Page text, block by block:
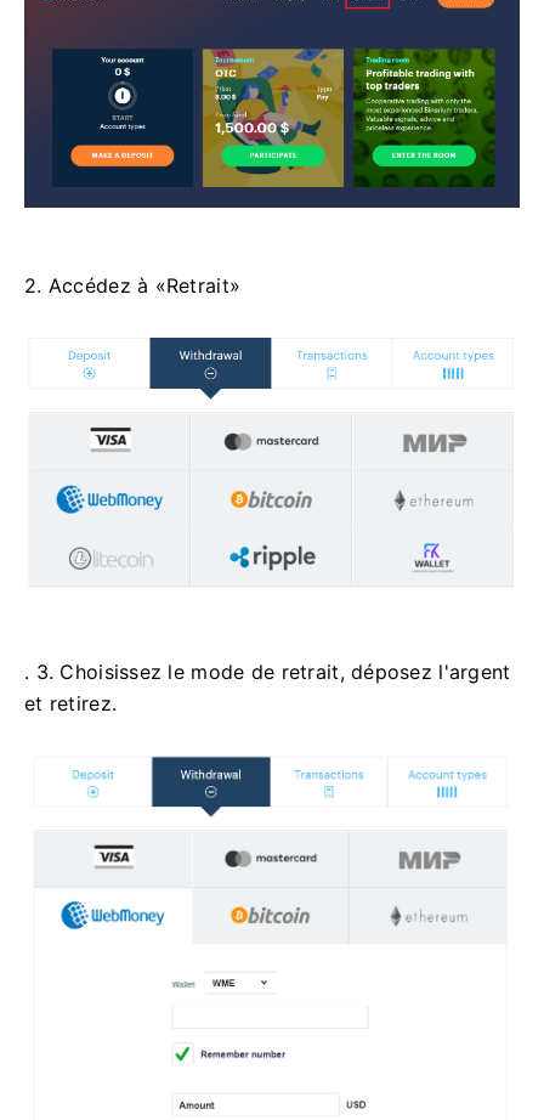
2. Accédez à «Retrait»
. 3. Choisissez le mode de retrait, déposez l'argent
et retirez.